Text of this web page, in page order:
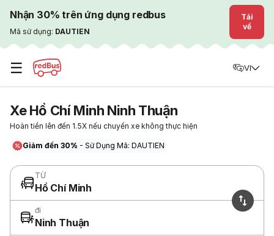
Nhận 30% trên ứng dụng redbus
Mã sử dụng: DAUTIEN
Tải
về
☰ VI
Xe Hồ Chí Minh Ninh Thuận
Hoàn tiền lên đến 1.5X nếu chuyến xe không thực hiện
Giảm đến 30% - Sử Dụng Mã: DAUTIEN
TỪ
Hồ Chí Minh
đi
Ninh Thuận